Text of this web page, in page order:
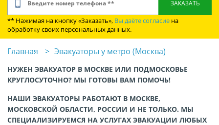
** Нажимая на кнопку «Заказать», Вы даёте согласие на
обработку своих персональных данных.
Главная Эвакуаторы у метро (Москва)
НУЖЕН ЭВАКУАТОР В МОСКВЕ ИЛИ ПОДМОСКОВЬЕ
КРУГЛОСУТОЧНО? МЫ ГОТОВЫ ВАМ ПОМОЧЬ!
НАШИ ЭВАКУАТОРЫ РАБОТАЮТ В МОСКВЕ,
МОСКОВСКОЙ ОБЛАСТИ, РОССИИ И НЕ ТОЛЬКО. МЫ
СПЕЦИАЛИЗИРУЕМСЯ НА УСЛУГАХ ЭВАКУАЦИИ ЛЮБЫХ